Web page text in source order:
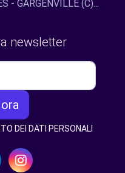
- GARGENVILLE (C)...
newsletter
DEI DATI PERSONALI